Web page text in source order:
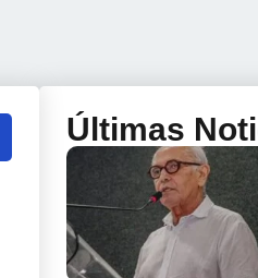
Últimas